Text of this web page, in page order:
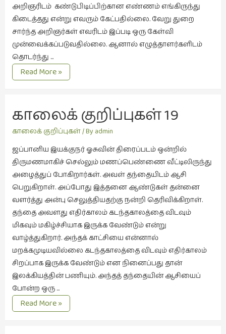
எனக்குப்
பிடித்த
கதைகள்
(39)
எனது
பரிந்துரைகள்
ஓவியங்கள்
(53)
கட்டுரைகள்
கட்டுரைகள்
கதைகள்
செல்லும்
பாதை
(10)
கல்வி
கல்வி
அறிஞரிடம் கண்டுபிடிப்பிற்கான எண்ணம் எங்கிருந்து
கிடைத்தது என்று எவரும் கேட்பதில்லை. வேறு துறை
சார்ந்த அறிஞர்கள் எவரிடம் இப்படி ஒரு கேள்வி
முன்வைக்கப்படுவதில்லை. ஆனால் எழுத்தாளர்களிடம்
தொடர்ந்து …
காலைக்குறிப்புகள்
20
கிடைக்கின்றன
Read More »
காலைக் குறிப்புகள் 19
நினைவின் நறுமணம்
காலைக் குறிப்புகள்/ By admin
ஜப்பானிய இயக்குநர் ஓசுவின் திரைப்படம் ஒன்றில்
திருமணமாகிச் செல்லும் மணப்பெண்ணை வீட்டிலிருந்து
அழைத்துப் போகிறார்கள். அவள் தந்தையிடம் ஆசி
பெறுகிறாள். அப்போது இத்தனை ஆண்டுகள் தன்னை
வளர்த்து அன்பு செலுத்தியதற்கு நன்றி தெரிவிக்கிறாள்.
தந்தை அவளது எதிர்காலம் கடந்தகாலத்தை விடவும்
மிகவும் மகிழ்ச்சியாக இருக்க வேண்டும் என்று
வாழ்த்துகிறார். அந்தக் காட்சியை என்னால்
மறக்கமுடியவில்லை கடந்தகாலத்தை விடவும் எதிர்காலம்
சிறப்பாக இருக்க வேண்டும் என நினைப்பது தான்
இலக்கியத்தின் பணியும். அந்தத் தந்தையின் ஆசியைப்
போன்ற ஒரு …
காலைக்
குறிப்புகள்
Read More »